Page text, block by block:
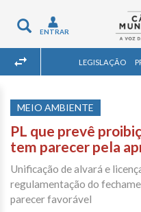
Toggle
navigation
ENTRAR
LEGISLAÇÃO
MEIO AMBIENTE
PL que prevê
tem parecer pela
Unificação de alvará e
regulamentação do
parecer favorável